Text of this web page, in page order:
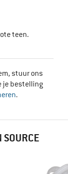
teen.
stuur ons
je bestelling
.
SOURCE